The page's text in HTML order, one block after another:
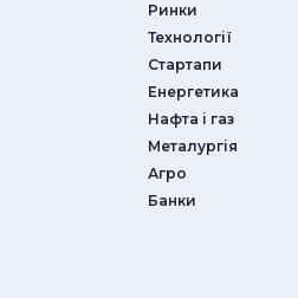
Ринки
Технології
Стартапи
Енергетика
Нафта і газ
Металургія
Агро
Банки